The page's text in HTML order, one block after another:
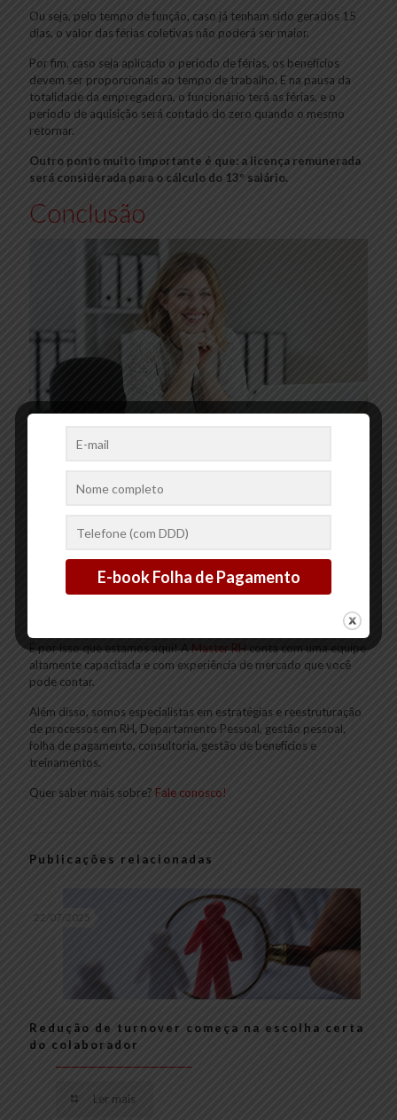
Ou seja, pelo tempo de função, caso já tenham sido gerados 15
dias, o valor das férias coletivas não poderá ser maior.
Por fim, caso seja aplicado o período de férias, os benefícios
devem ser proporcionais ao tempo de trabalho. E na pausa da
totalidade da empregadora, o funcionário terá as férias, e o
período de aquisição será contado do zero quando o mesmo
retornar.
Outro ponto muito importante é que: a licença remunerada
será considerada para o cálculo do 13º salário.
Conclusão
Contudo, vimos que saber realizar o
Mas também, neste artigo você aprendeu o que é, como
meses de empresa. Muito bom, não é mesmo?
É por isso que estamos aqui! AMaster RHconta com uma equipe
altamente capacitada e com experiência de mercado que você
pode contar.
Além disso, somos especialistas em estratégias e reestruturação
de processos em RH, Departamento Pessoal, gestão pessoal,
folha de pagamento, consultoria, gestão de benefícios e
treinamentos.
Quer saber mais sobre? Fale conosco!
Publicações relacionadas
22/07/2025
Redução de turnover começa na escolha certa
do colaborador
Ler mais